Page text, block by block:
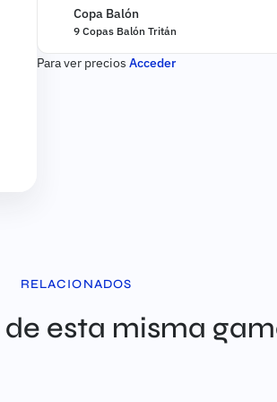
Copa Balón
9 Copas Balón Tritán
Para ver precios Acceder
RELACIONADOS
esta misma